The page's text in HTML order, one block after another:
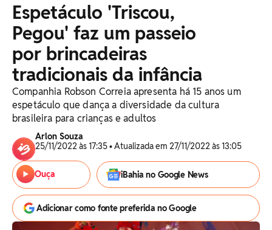
Espetáculo 'Triscou,
Pegou' faz um passeio
por brincadeiras
tradicionais da infância
Companhia Robson Correia apresenta há 15 anos um
espetáculo que dança a diversidade da cultura
brasileira para crianças e adultos
Arlon Souza
25/11/2022 às 17:35 • Atualizada em 27/11/2022 às 13:05
Ouça iBahia no Google News
Adicionar como fonte preferida no Google